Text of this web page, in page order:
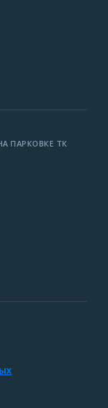
ПАРКОВКЕ ТК